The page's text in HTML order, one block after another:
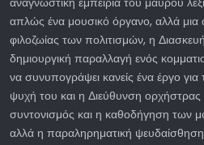
απλώς ένα μουσικό όργανο, αλλά μια
φιλοζωίας των πολιτισμών, η
δημιουργική παραλλαγή ενός
να συνυπογράψει κανείς ένα έργο
ψυχή του και η Διεύθυνση ορχήστρας
συντονισμός και η καθοδήγηση των
αλλά η παραληρηματική